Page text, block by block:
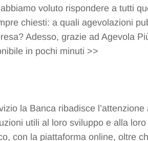
voluto rispondere a tutti
chiesti: a quali agevolazioni
Adesso, grazie ad Agevola
in pochi minuti >>
la Banca ribadisce
utili al loro sviluppo e alla
con la piattaforma online, oltre